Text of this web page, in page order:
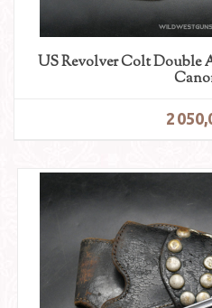
US Revolver Colt Double
2